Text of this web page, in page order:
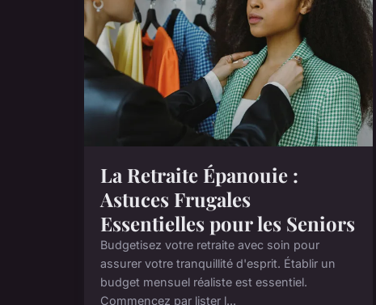
La Retraite Épanouie :
Astuces Frugales
Essentielles pour les Seniors
Budgetisez votre retraite avec soin pour
assurer votre tranquillité d'esprit. Établir un
budget mensuel réaliste est essentiel.
Commencez par lister l...